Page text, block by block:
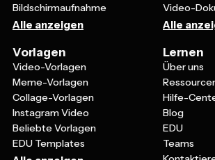
Bildschirmaufnahme
Alle anzeigen
Video-
Alle
Vorlagen
Video-Vorlagen
Meme-Vorlagen
Collage-Vorlagen
Instagram Video
Beliebte Vorlagen
EDU Templates
Lernen
Über uns
Hilfe-
Blog
EDU
Teams